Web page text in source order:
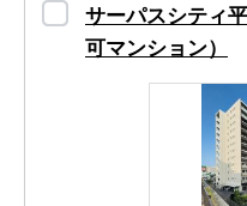
室内へ一歩足を踏み入れ
た、上質で洗練された空
リビングには間接照明や
で異なる表情を楽しめる
サーパスシティ
可マンション）